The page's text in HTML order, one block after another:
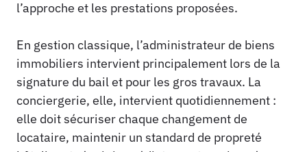
l’approche et les prestations proposées.
En gestion classique, l’administrateur de biens
immobiliers intervient principalement lors de la
signature du bail et pour les gros travaux. La
conciergerie, elle, intervient quotidiennement :
elle doit sécuriser chaque changement de
locataire, maintenir un standard de propreté